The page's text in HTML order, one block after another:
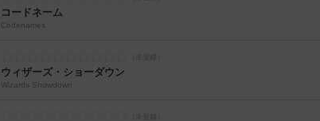
コードネーム
Codenames
ウィザーズ・ショーダウン
Wizards Showdown